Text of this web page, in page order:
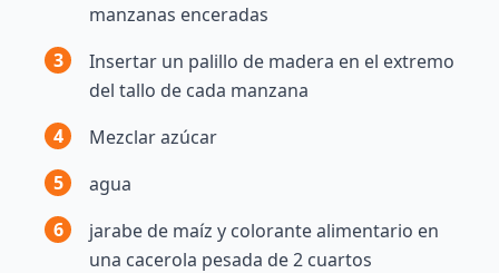
manzanas enceradas
3
Insertar un palillo de madera en el extremo
del tallo de cada manzana
4
Mezclar azúcar
5
agua
6
jarabe de maíz y colorante alimentario en
una cacerola pesada de 2 cuartos